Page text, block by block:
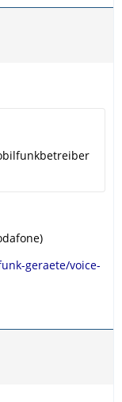
geraete/voice-